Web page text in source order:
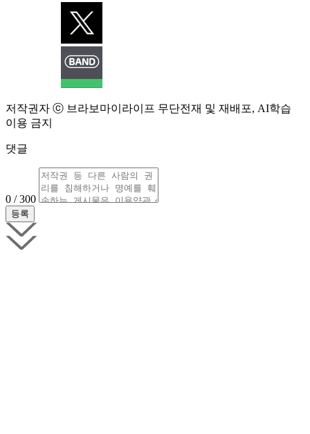
저작권자 ⓒ 브라보마이라이프 무단전재 및 재배포, AI학습
이용 금지
댓글
0 / 300